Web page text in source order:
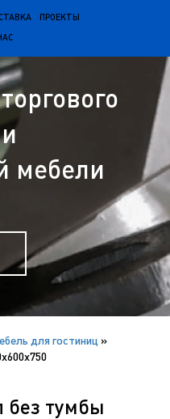
ПРОЕКТЫ
мебели
для гостиниц »
без тумбы